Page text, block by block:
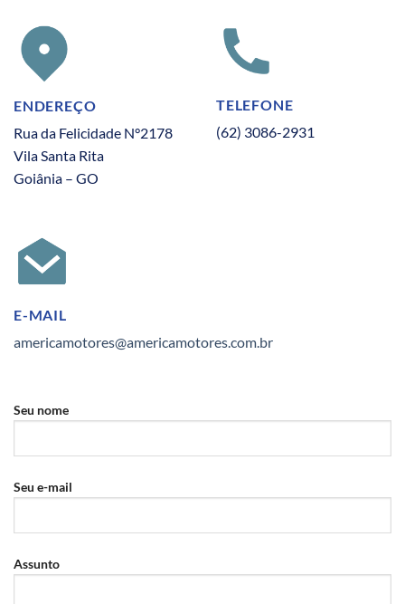
ENDEREÇO
Rua da Felicidade N°2178
Vila Santa Rita
Goiânia – GO
TELEFONE
(62) 3086-2931
E-MAIL
americamotores@americamotores.com.br
Seu nome
Seu e-mail
Assunto